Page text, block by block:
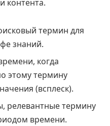
контента.
термин для
знаний.
когда
этому термину
(всплеск).
релевантные термину
времени.